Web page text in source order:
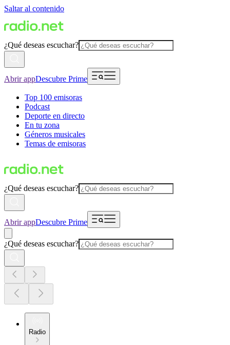
Saltar al contenido
¿Qué deseas escuchar?
Abrir appDescubre Prime
Top 100 emisoras
Podcast
Deporte en directo
En tu zona
Géneros musicales
Temas de emisoras
¿Qué deseas escuchar?
Abrir appDescubre Prime
¿Qué deseas escuchar?
Radio